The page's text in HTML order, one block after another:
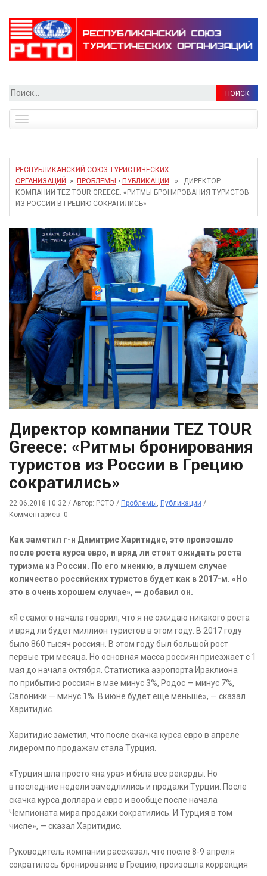
Найти:
navigation
РЕСПУБЛИКАНСКИЙ СОЮЗ ТУРИСТИЧЕСКИХ
ОРГАНИЗАЦИЙ
» ПРОБЛЕМЫ • ПУБЛИКАЦИИ
» ДИРЕКТОР
КОМПАНИИ TEZ TOUR GREECE: «РИТМЫ БРОНИРОВАНИЯ ТУРИСТОВ
ИЗ РОССИИ В ГРЕЦИЮ СОКРАТИЛИСЬ»
Директор компании TEZ TOUR
Greece: «Ритмы бронирования
туристов из России в Грецию
сократились»
22.06.2018 10:32 / Автор: РСТО / Проблемы, Публикации /
Комментариев: 0
Как заметил г-н Димитрис Харитидис, это произошло
после роста курса евро, и вряд ли стоит ожидать роста
туризма из России. По его мнению, в лучшем случае
количество российских туристов будет как в 2017-м. «Но
это в очень хорошем случае», — добавил он.
«Я с самого начала говорил, что я не ожидаю никакого роста
и вряд ли будет миллион туристов в этом году. В 2017 году
было 860 тысяч россиян. В этом году был большой рост
первые три месяца. Но основная масса россиян приезжает с 1
мая до начала октября. Статистика аэропорта Ираклиона
по прибытию россиян в мае минус 3%, Родос — минус 7%,
Салоники — минус 1%. В июне будет еще меньше», — сказал
Харитидис.
Харитидис заметил, что после скачка курса евро в апреле
лидером по продажам стала Турция.
«Турция шла просто «на ура» и била все рекорды. Но
в последние недели замедлились и продажи Турции. После
скачка курса доллара и евро и вообще после начала
Чемпионата мира продажи сократились. И Турция в том
числе», — сказал Харитидис.
Руководитель компании рассказал, что после 8-9 апреля
сократилось бронирование в Грецию, произошла коррекция